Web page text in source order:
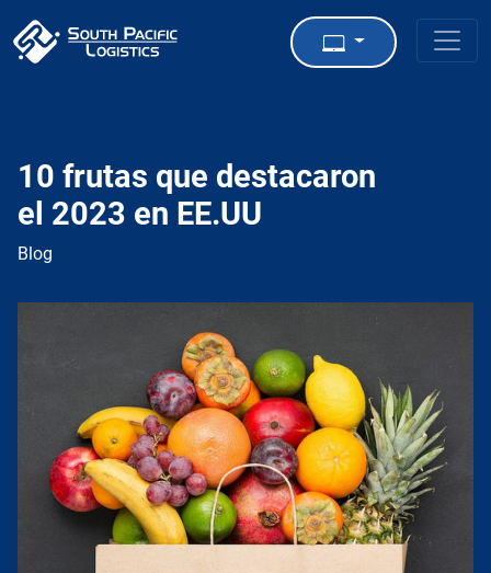
10 frutas que destacaron
el 2023 en EE.UU
Blog